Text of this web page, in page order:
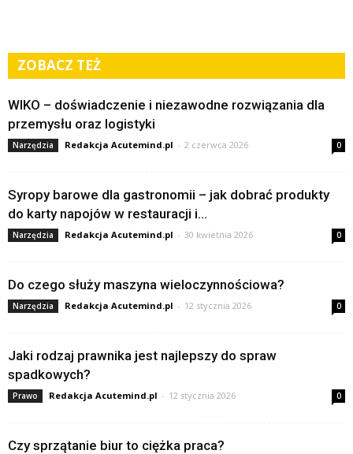
ZOBACZ TEŻ
WIKO – doświadczenie i niezawodne rozwiązania dla
przemysłu oraz logistyki
Narzędzia Redakcja Acutemind.pl - 2 czerwca 2026 0
Syropy barowe dla gastronomii – jak dobrać produkty
do karty napojów w restauracji i...
Narzędzia Redakcja Acutemind.pl - 30 kwietnia 2026 0
Do czego służy maszyna wieloczynnościowa?
Narzędzia Redakcja Acutemind.pl - 12 stycznia 2026 0
Jaki rodzaj prawnika jest najlepszy do spraw
spadkowych?
Prawo Redakcja Acutemind.pl - 12 stycznia 2026 0
Czy sprzątanie biur to ciężka praca?